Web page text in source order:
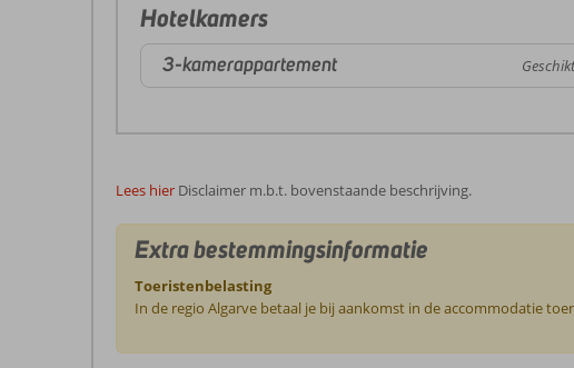
Hotelkamers
3-kamerappartement
Lees hier Disclaimer m.b.t. bovenstaande beschrijving.
Extra bestemmingsinformatie
Toeristenbelasting
In de regio Algarve betaal je bij aankomst in de accommodatie